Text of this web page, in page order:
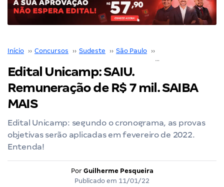
Início ›› Concursos ›› Sudeste ›› São Paulo ››
Edital Unicamp: SAIU.
Remuneração de R$ 7 mil. SAIBA
MAIS
Edital Unicamp: segundo o cronograma, as provas
objetivas serão aplicadas em fevereiro de 2022.
Entenda!
Por Guilherme Pesqueira
Publicado em 11/01/22